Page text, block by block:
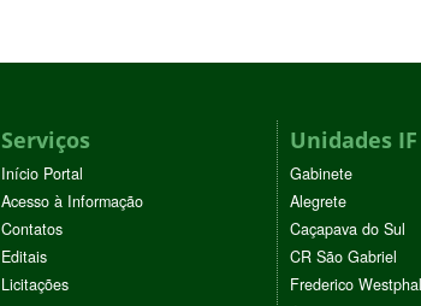
Serviços
Início Portal
Acesso à Informação
Contatos
Editais
Licitações
Unidades
Gabinete
Alegrete
Caçapava do Sul
CR São Gabriel
Frederico